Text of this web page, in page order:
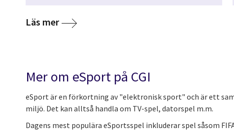
Läs mermedia
Mer om eSport på CGI
eSport är en förkortning av "elektronisk sport" och är ett
miljö. Det kan alltså handla om TV-spel, datorspel m.m.
Dagens mest populära eSportsspel inkluderar spel såsom